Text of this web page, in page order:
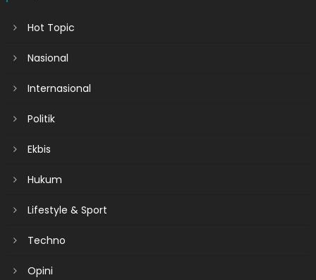
Hot Topic
Nasional
Internasional
Politik
Ekbis
Hukum
Lifestyle & Sport
Techno
Opini